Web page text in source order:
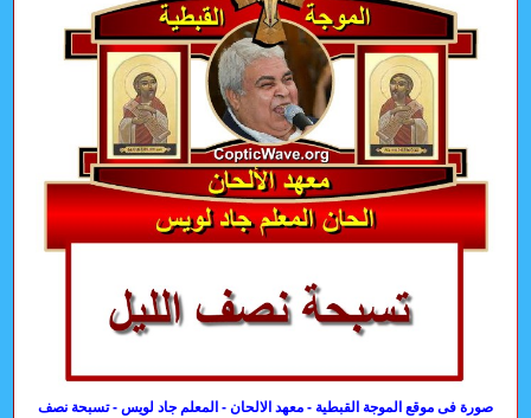
صورة فى موقع الموجة القبطية - معهد الالحان - المعلم جاد لويس - تسبحة نصف